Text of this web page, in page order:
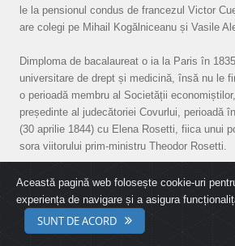
le la pensionul condus de francezul Victor
are colegi pe Mihail Kogălniceanu și Vasile
Dimploma de bacalaureat o ia la Paris în
universitare de drept și medicină, însă nu le
o perioadă membru al Societății
președinte al judecătoriei Covurlui, perioadă
(30 aprilie 1844) cu Elena Rosetti, fiica unui
sora viitorului prim-ministru Theodor Rosetti.
Evenimentele din 1848 îl găsesc pe
Moldova, evenimente în cadrul cărora ocupă
eficienței domnitorului Mihail Sturza care
tentativelor mișcării revoluționare.
Această pagină web folosește cookie-uri
experiența de navigare și a asigura
SUNT DE ACORD